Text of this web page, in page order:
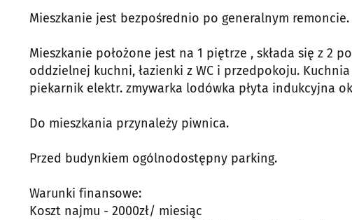
Mieszkanie jest bezpośrednio po generalnym remoncie.
Mieszkanie położone jest na 1 piętrze , składa się z 2
oddzielnej kuchni, łazienki z WC i przedpokoju.
piekarnik elektr. zmywarka lodówka płyta indukcyjna
Do mieszkania przynależy piwnica.
Przed budynkiem ogólnodostępny parking.
Warunki finansowe:
Koszt najmu - 2000zł/ miesiąc